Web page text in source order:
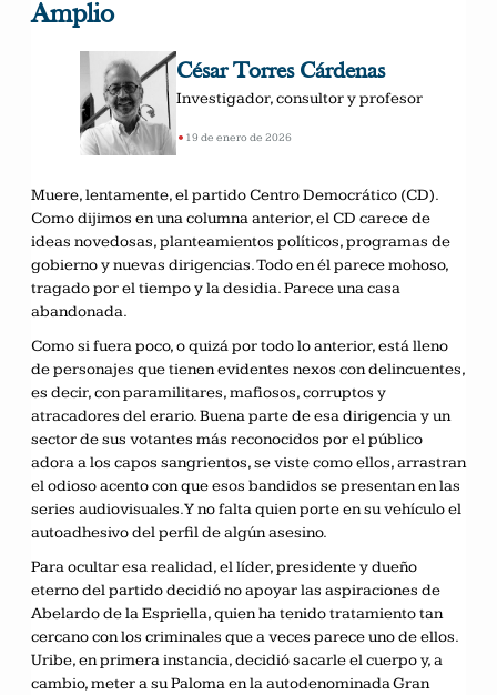
Amplio
César Torres Cárdenas
Investigador, consultor y profesor
• 19 de enero de 2026
Muere, lentamente, el partido Centro Democrático (CD).
Como dijimos en una columna anterior, el CD carece de
ideas novedosas, planteamientos políticos, programas de
gobierno y nuevas dirigencias. Todo en él parece mohoso,
tragado por el tiempo y la desidia. Parece una casa
abandonada.
Como si fuera poco, o quizá por todo lo anterior, está lleno
de personajes que tienen evidentes nexos con delincuentes,
es decir, con paramilitares, mafiosos, corruptos y
atracadores del erario. Buena parte de esa dirigencia y un
sector de sus votantes más reconocidos por el público
adora a los capos sangrientos, se viste como ellos, arrastran
el odioso acento con que esos bandidos se presentan en las
series audiovisuales. Y no falta quien porte en su vehículo el
autoadhesivo del perfil de algún asesino.
Para ocultar esa realidad, el líder, presidente y dueño
eterno del partido decidió no apoyar las aspiraciones de
Abelardo de la Espriella, quien ha tenido tratamiento tan
cercano con los criminales que a veces parece uno de ellos.
Uribe, en primera instancia, decidió sacarle el cuerpo y, a
cambio, meter a su Paloma en la autodenominada Gran